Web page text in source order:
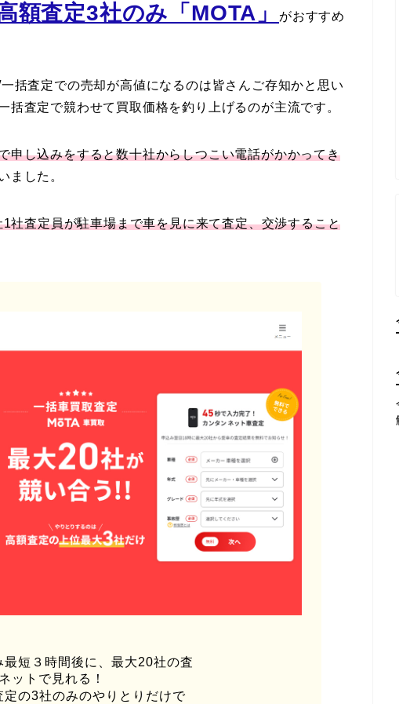
額査定3社のみ「MOTA」
がおすすめ
括査定での売却が高値になるのは皆さんご存知かと思い
括査定で競わせて買取価格を釣り上げるのが主流です。
申し込みをすると数十社からしつこい電話がかかってき
ました。
社査定員が駐車場まで車を見に来て査定、交渉すること
最短３時間後に、最大20社の査
ットで見れる！
定の3社のみのやりとりだけで